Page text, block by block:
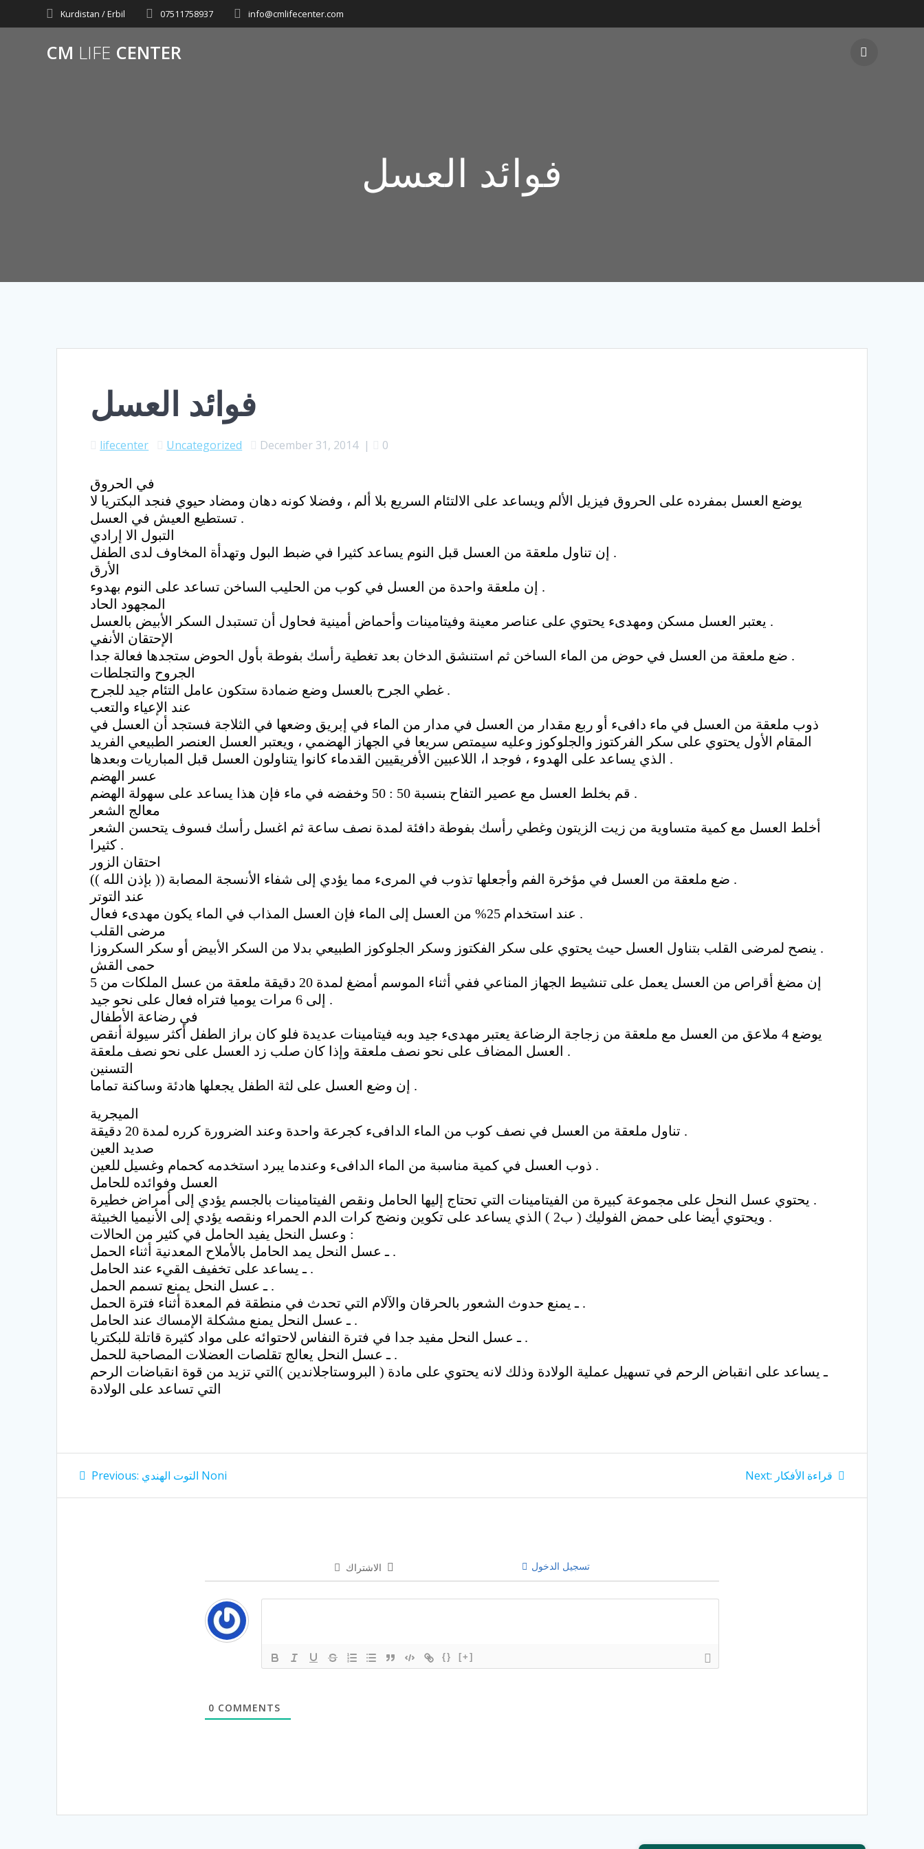
to
Kurdistan / Erbil 07511758937 info@cmlifecenter.com
CM LIFE CENTER
فوائد العسل
فوائد العسل
lifecenter Uncategorized December 31, 2014| 0
في الحروق
يوضع العسل بمفرده على الحروق فيزيل الألم ويساعد على الالتئام السريع بلا ألم ، وفضلا كونه دهان ومضاد حيوي فنجد البكتريا لا
تستطيع العيش في العسل .
التبول الا إرادي
إن تناول ملعقة من العسل قبل النوم يساعد كثيرا في ضبط البول وتهدأة المخاوف لدى الطفل .
الأرق
إن ملعقة واحدة من العسل في كوب من الحليب الساخن تساعد على النوم بهدوء .
المجهود الحاد
يعتبر العسل مسكن ومهدىء يحتوي على عناصر معينة وفيتامينات وأحماض أمينية فحاول أن تستبدل السكر الأبيض بالعسل .
الإحتقان الأنفي
ضع ملعقة من العسل في حوض من الماء الساخن ثم استنشق الدخان بعد تغطية رأسك بفوطة بأول الحوض ستجدها فعالة جدا .
الجروح والتجلطات
غطي الجرح بالعسل وضع ضمادة ستكون عامل التئام جيد للجرح .
عند الإعياء والتعب
ذوب ملعقة من العسل في ماء دافىء أو ربع مقدار من العسل في مدار من الماء في إبريق وضعها في الثلاجة فستجد أن العسل في
المقام الأول يحتوي على سكر الفركتوز والجلوكوز وعليه سيمتص سريعا في الجهاز الهضمي ، ويعتبر العسل العنصر الطبيعي الفريد
الذي يساعد على الهدوء ، فوجد ا، اللاعبين الأفريقيين القدماء كانوا يتناولون العسل قبل المباريات وبعدها .
عسر الهضم
قم بخلط العسل مع عصير التفاح بنسبة 50 : 50 وخفضه في ماء فإن هذا يساعد على سهولة الهضم .
معالج الشعر
أخلط العسل مع كمية متساوية من زيت الزيتون وغطي رأسك بفوطة دافئة لمدة نصف ساعة ثم اغسل رأسك فسوف يتحسن الشعر
كثيرا .
احتقان الزور
ضع ملعقة من العسل في مؤخرة الفم وأجعلها تذوب في المرىء مما يؤدي إلى شفاء الأنسجة المصابة (( بإذن الله )) .
عند التوتر
عند استخدام 25% من العسل إلى الماء فإن العسل المذاب في الماء يكون مهدىء فعال .
مرضى القلب
ينصح لمرضى القلب بتناول العسل حيث يحتوي على سكر الفكتوز وسكر الجلوكوز الطبيعي بدلا من السكر الأبيض أو سكر السكروزا .
حمى القش
إن مضغ أقراص من العسل يعمل على تنشيط الجهاز المناعي ففي أثناء الموسم أمضغ لمدة 20 دقيقة ملعقة من عسل الملكات من 5
إلى 6 مرات يوميا فتراه فعال على نحو جيد .
في رضاعة الأطفال
يوضع 4 ملاعق من العسل مع ملعقة من زجاجة الرضاعة يعتبر مهدىء جيد وبه فيتامينات عديدة فلو كان براز الطفل أكثر سيولة أنقص
العسل المضاف على نحو نصف ملعقة وإذا كان صلب زد العسل على نحو نصف ملعقة .
التسنين
إن وضع العسل على لثة الطفل يجعلها هادئة وساكنة تماما .
الميجرية
تناول ملعقة من العسل في نصف كوب من الماء الدافىء كجرعة واحدة وعند الضرورة كرره لمدة 20 دقيقة .
صديد العين
ذوب العسل في كمية مناسبة من الماء الدافىء وعندما يبرد استخدمه كحمام وغسيل للعين .
العسل وفوائده للحامل
يحتوي عسل النحل على مجموعة كبيرة من الفيتامينات التي تحتاج إليها الحامل ونقص الفيتامينات بالجسم يؤدي إلى أمراض خطيرة .
ويحتوي أيضا على حمض الفوليك ( ب2 ) الذي يساعد على تكوين ونضج كرات الدم الحمراء ونقصه يؤدي إلى الأنيميا الخبيثة .
وعسل النحل يفيد الحامل في كثير من الحالات :
ـ عسل النحل يمد الحامل بالأملاح المعدنية أثناء الحمل .
ـ يساعد على تخفيف القيء عند الحامل .
ـ عسل النحل يمنع تسمم الحمل .
ـ يمنع حدوث الشعور بالحرقان والآلام التي تحدث في منطقة فم المعدة أثناء فترة الحمل .
ـ عسل النحل يمنع مشكلة الإمساك عند الحامل .
ـ عسل النحل مفيد جدا في فترة النفاس لاحتوائه على مواد كثيرة قاتلة للبكتريا .
ـ عسل النحل يعالج تقلصات العضلات المصاحبة للحمل .
ـ يساعد على انقباض الرحم في تسهيل عملية الولادة وذلك لانه يحتوي على مادة ( البروستاجلاندين )التي تزيد من قوة انقباضات الرحم
التي تساعد على الولادة
Post
navigation
Previous: Previous
التوت الهندي Noni Next: Next
قراءة الأفكار
الاشتراك تسجيل الدخول
{} [+]
0 COMMENTS